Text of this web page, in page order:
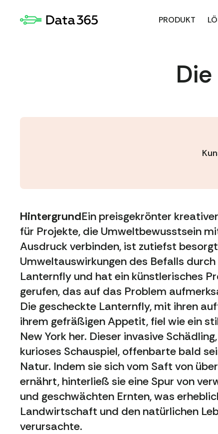
HintergrundEin preisgekrönter
für Projekte, die Umweltbewusstsein
Ausdruck verbinden, ist zutiefst
Umweltauswirkungen des Befalls
Lanternfly und hat ein künstlerisches
gerufen, das auf das Problem
Die gescheckte Lanternfly, mit ihren
ihrem gefräßigen Appetit, fiel wie ein
New York her. Dieser invasive
kurioses Schauspiel, offenbarte bald
Natur. Indem sie sich vom Saft von
ernährt, hinterließ sie eine Spur von
und geschwächten Ernten, was
Landwirtschaft und den natürlichen
verursachte.
PRODUKT